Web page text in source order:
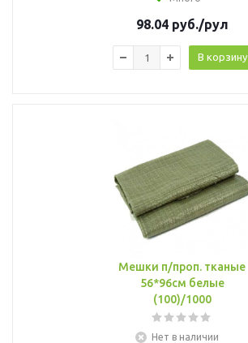
98.04руб./рул
В корзину
Мешки п/проп. тканые
56*96см белые
(100)/1000
Нет в наличии